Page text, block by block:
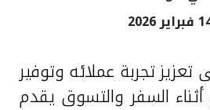
تعزيزتجربة عملائه وتوفير
السفر والتسوق يقدم